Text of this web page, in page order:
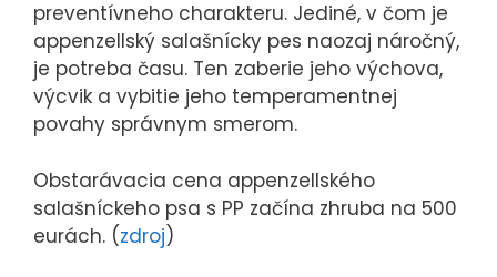
preventívneho charakteru. Jediné, v čom je
appenzellský salašnícky pes naozaj náročný,
je potreba času. Ten zaberie jeho výchova,
výcvik a vybitie jeho temperamentnej
povahy správnym smerom.
Obstarávacia cena appenzellského
salašníckeho psa s PP začína zhruba na 500
eurách. (zdroj)